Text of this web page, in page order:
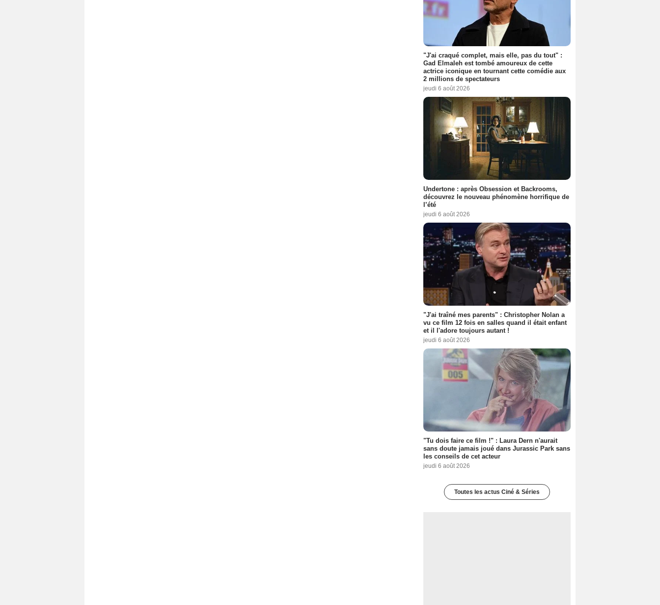
"J'ai craqué complet, mais elle, pas du tout" :
Gad Elmaleh est tombé amoureux de cette
actrice iconique en tournant cette comédie aux
2 millions de spectateurs
jeudi 6 août 2026
Undertone : après Obsession et Backrooms,
découvrez le nouveau phénomène horrifique de
l’été
jeudi 6 août 2026
"J'ai traîné mes parents" : Christopher Nolan a
vu ce film 12 fois en salles quand il était enfant
et il l'adore toujours autant !
jeudi 6 août 2026
"Tu dois faire ce film !" : Laura Dern n'aurait
sans doute jamais joué dans Jurassic Park sans
les conseils de cet acteur
jeudi 6 août 2026
Toutes les actus Ciné & Séries